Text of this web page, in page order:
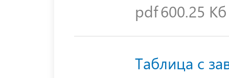
pdf600.25 Кб
Таблица с